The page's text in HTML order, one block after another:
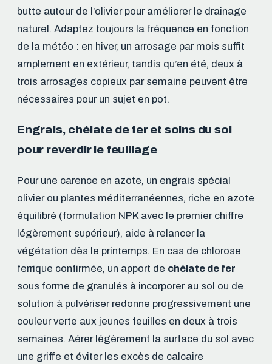
butte autour de l’olivier pour améliorer le drainage
naturel. Adaptez toujours la fréquence en fonction
de la météo : en hiver, un arrosage par mois suffit
amplement en extérieur, tandis qu’en été, deux à
trois arrosages copieux par semaine peuvent être
nécessaires pour un sujet en pot.
Engrais, chélate de fer et soins du sol
pour reverdir le feuillage
Pour une carence en azote, un engrais spécial
olivier ou plantes méditerranéennes, riche en azote
équilibré (formulation NPK avec le premier chiffre
légèrement supérieur), aide à relancer la
végétation dès le printemps. En cas de chlorose
ferrique confirmée, un apport de chélate de fer
sous forme de granulés à incorporer au sol ou de
solution à pulvériser redonne progressivement une
couleur verte aux jeunes feuilles en deux à trois
semaines. Aérer légèrement la surface du sol avec
une griffe et éviter les excès de calcaire